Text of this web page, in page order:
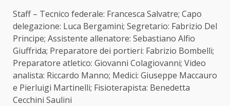
Staff – Tecnico federale: Francesca Salvatre; Capo
delegazione: Luca Bergamini; Segretario: Fabrizio Del
Principe; Assistente allenatore: Sebastiano Alfio
Giuffrida; Preparatore dei portieri: Fabrizio Bombelli;
Preparatore atletico: Giovanni Colagiovanni; Video
analista: Riccardo Manno; Medici: Giuseppe Maccauro
e Pierluigi Martinelli; Fisioterapista: Benedetta
Cecchini Saulini